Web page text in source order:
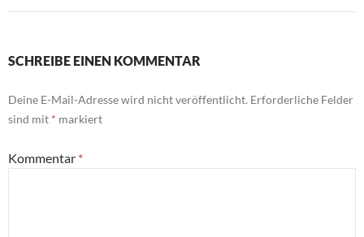
SCHREIBE EINEN KOMMENTAR
Deine E-Mail-Adresse wird nicht veröffentlicht. Erforderliche Felder
sind mit * markiert
Kommentar *